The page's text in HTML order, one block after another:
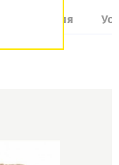
Гарантия